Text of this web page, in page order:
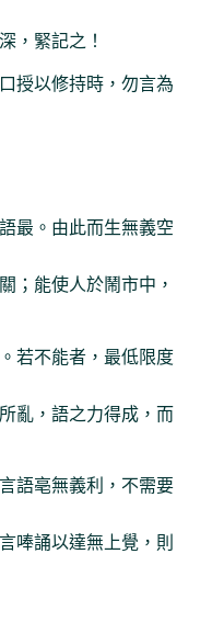
，緊記之！
授以修持時，勿言為
最。由此而生無義空
；能使人於鬧市中，
若不能者，最低限度
亂，語之力得成，而
語亳無義利，不需要
唪誦以達無上覺，則